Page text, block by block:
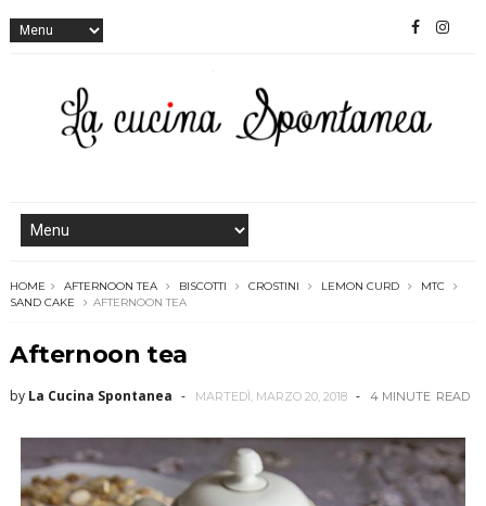
HOME AFTERNOON TEA BISCOTTI CROSTINI LEMON CURD
MTC
SAND CAKE
AFTERNOON TEA
Afternoon tea
by La Cucina Spontanea MARTEDÌ, MARZO 20, 2018 4 MINUTE READ